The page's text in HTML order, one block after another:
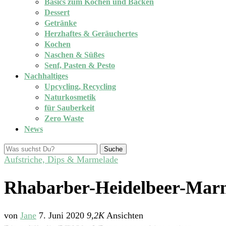
Basics zum Kochen und Backen
Dessert
Getränke
Herzhaftes & Geräuchertes
Kochen
Naschen & Süßes
Senf, Pasten & Pesto
Nachhaltiges
Upcycling, Recycling
Naturkosmetik
für Sauberkeit
Zero Waste
News
Suche
Aufstriche, Dips & Marmelade
Rhabarber-Heidelbeer-
von Jane 7. Juni 2020 9,2KAnsichten